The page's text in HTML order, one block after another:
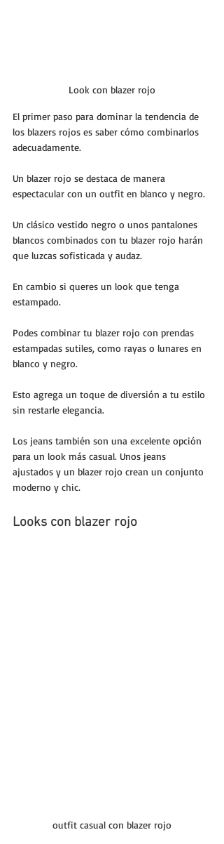
Look con blazer rojo
El primer paso para dominar la tendencia de
los blazers rojos es saber cómo combinarlos
adecuadamente.
Un blazer rojo se destaca de manera
espectacular con un outfit en blanco y negro.
Un clásico vestido negro o unos pantalones
blancos combinados con tu blazer rojo harán
que luzcas sofisticada y audaz.
En cambio si queres un look que tenga
estampado.
Podes combinar tu blazer rojo con prendas
estampadas sutiles, como rayas o lunares en
blanco y negro.
Esto agrega un toque de diversión a tu estilo
sin restarle elegancia.
Los jeans también son una excelente opción
para un look más casual. Unos jeans
ajustados y un blazer rojo crean un conjunto
moderno y chic.
Looks con blazer rojo
outfit casual con blazer rojo